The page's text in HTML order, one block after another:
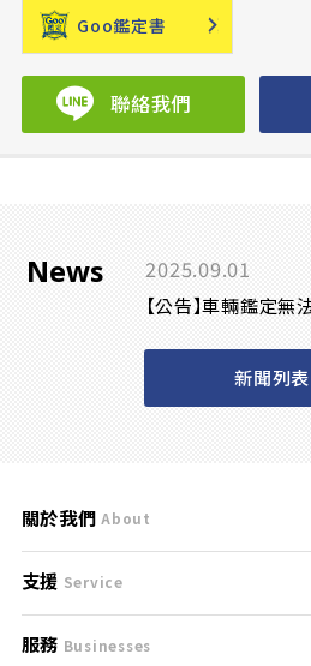
Goo鑑定書
聯絡我們
News 2025.09.01
【公告】車輛鑑定
新聞列表
關於我們 About
刊登規範
服務條款
支援 Service
支援中心
服務 Businesses